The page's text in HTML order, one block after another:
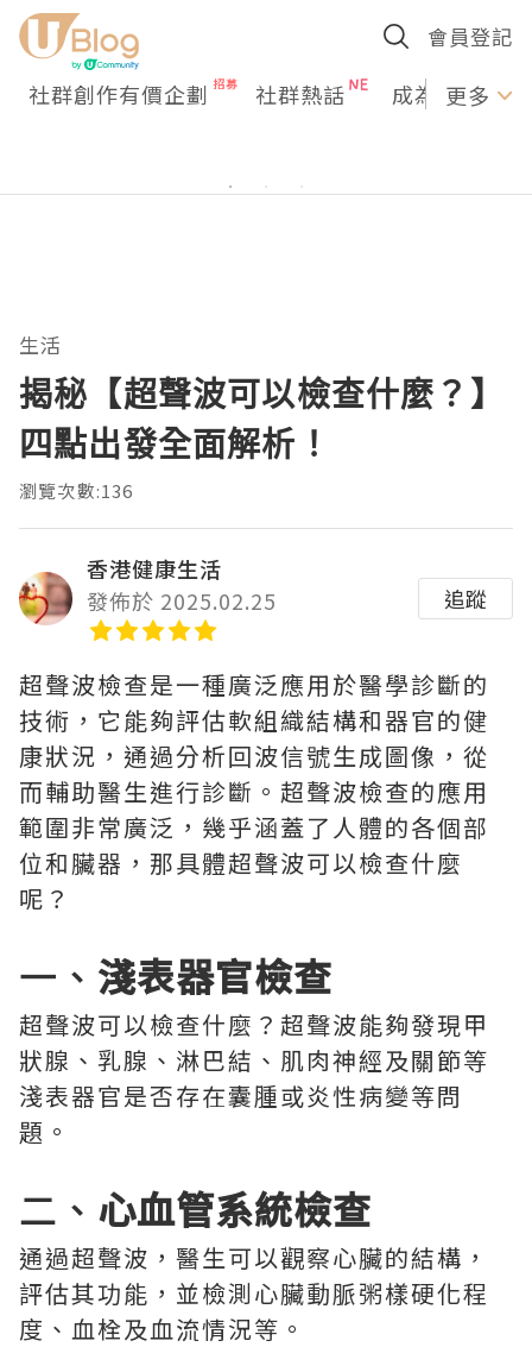
會員登記
社群創作有價企劃 社群熱話 成為U更多
生活
揭秘【超聲波可以檢查什麼？】
四點出發全面解析！
瀏覽次數:136
香港健康生活
發佈於 2025.02.25
追蹤
超聲波檢查是一種廣泛應用於醫學診斷的
技術，它能夠評估軟組織結構和器官的健
康狀況，通過分析回波信號生成圖像，從
而輔助醫生進行診斷。超聲波檢查的應用
範圍非常廣泛，幾乎涵蓋了人體的各個部
位和臟器，那具體超聲波可以檢查什麼
呢？
一、 淺表器官檢查
超聲波可以檢查什麼？超聲波能夠發現甲
狀腺、乳腺、淋巴結、肌肉神經及關節等
淺表器官是否存在囊腫或炎性病變等問
題。
二、 心血管系統檢查
通過超聲波，醫生可以觀察心臟的結構，
評估其功能，並檢測心臟動脈粥樣硬化程
度、血栓及血流情況等。